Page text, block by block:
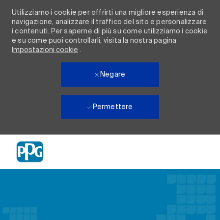
Utilizziamo i cookie per offrirti una migliore esperienza di
navigazione, analizzare il traffico del sito e personalizzare
i contenuti. Per saperne di più su come utilizziamo i cookie
e su come puoi controllarli, visita la nostra pagina
Impostazioni cookie .
Negare
Permettere